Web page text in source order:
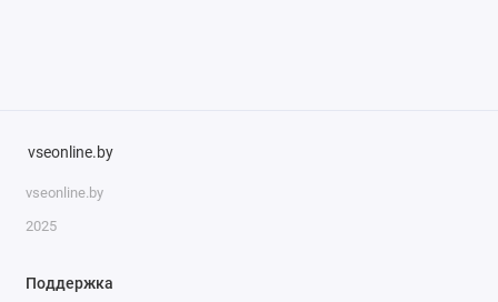
vseonline.by
vseonline.by
2025
Поддержка